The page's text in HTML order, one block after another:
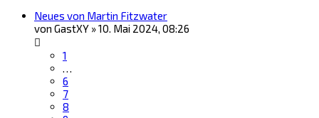
Neues von Martin Fitzwater
von GastXY »10. Mai 2024, 08:26
1
…
6
7
8